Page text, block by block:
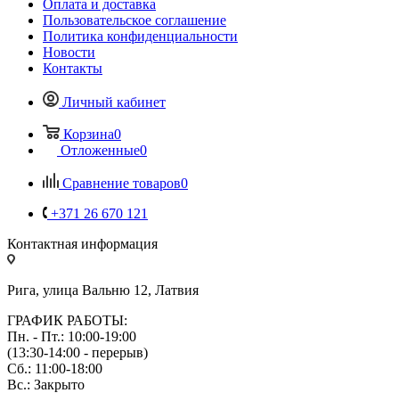
Оплата и доставка
Пользовательское соглашение
Политика конфиденциальности
Новости
Контакты
Личный кабинет
Корзина0
Отложенные0
Сравнение товаров0
+371 26 670 121
Контактная информация
Рига, улица Вальню 12, Латвия
ГРАФИК РАБОТЫ:
Пн. - Пт.: 10:00-19:00
(13:30-14:00 - перерыв)
Сб.: 11:00-18:00
Вс.: Закрыто